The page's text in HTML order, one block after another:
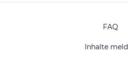
FAQ
Inhalte